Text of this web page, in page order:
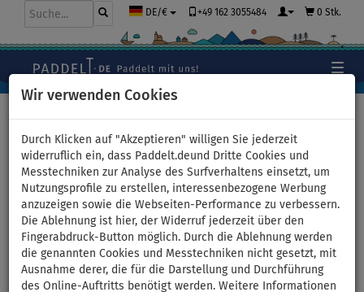
Wir verwenden Cookies
Durch Klicken auf "Akzeptieren" willigen Sie jederzeit
widerruflich ein, dass Paddelt.deund Dritte Cookies und
Messtechniken zur Analyse des Surfverhaltens einsetzt, um
Nutzungsprofile zu erstellen, interessenbezogene Werbung
anzuzeigen sowie die Webseiten-Performance zu verbessern.
Die Ablehnung ist hier, der Widerruf jederzeit über den
Fingerabdruck-Button möglich. Durch die Ablehnung werden
die genannten Cookies und Messtechniken nicht gesetzt, mit
Ausnahme derer, die für die Darstellung und Durchführung
des Online-Auftritts benötigt werden. Weitere Informationen
DE/€ +49 162 3055484 0 Stk.
SUP AQUA MARINA Blade 10'6
incl. Segel - aufblasbares
Stand Up Paddle Board mit
Windsurf-Option - Größe: